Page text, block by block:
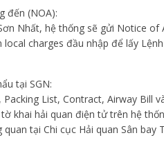
đến (NOA):
Nhất, hệ thống sẽ gửi Notice of
charges đầu nhập để lấy
tại SGN:
List, Contract, Airway Bill
khai hải quan điện tử trên hệ
quan tại Chi cục Hải quan Sân bay